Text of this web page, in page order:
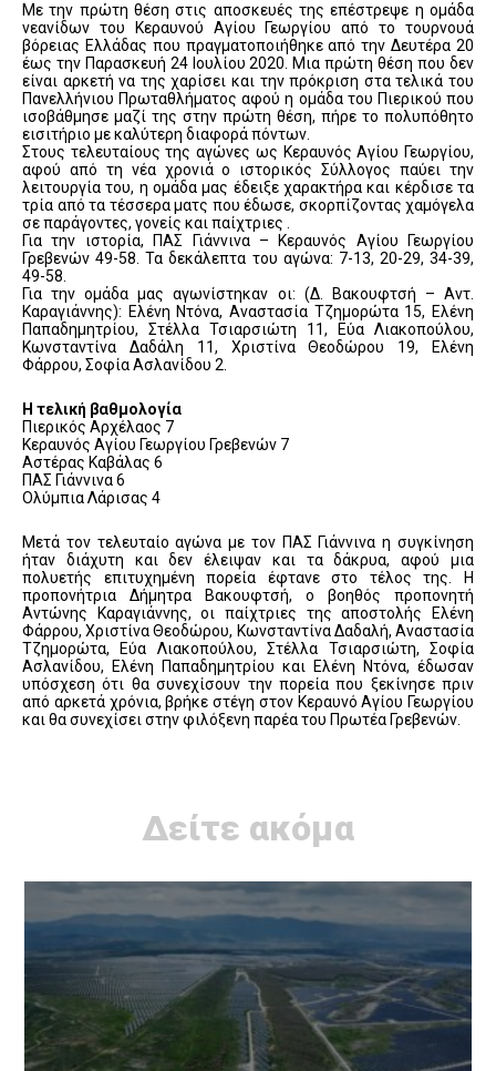
Με την πρώτη θέση στις αποσκευές της επέστρεψε η ομάδα
νεανίδων του Κεραυνού Αγίου Γεωργίου από το τουρνουά
βόρειας Ελλάδας που πραγματοποιήθηκε από την Δευτέρα 20
έως την Παρασκευή 24 Ιουλίου 2020. Μια πρώτη θέση που δεν
είναι αρκετή να της χαρίσει και την πρόκριση στα τελικά του
Πανελλήνιου Πρωταθλήματος αφού η ομάδα του Πιερικού που
ισοβάθμησε μαζί της στην πρώτη θέση, πήρε το πολυπόθητο
εισιτήριο με καλύτερη διαφορά πόντων.
Στους τελευταίους της αγώνες ως Κεραυνός Αγίου Γεωργίου,
αφού από τη νέα χρονιά ο ιστορικός Σύλλογος παύει την
λειτουργία του, η ομάδα μας έδειξε χαρακτήρα και κέρδισε τα
τρία από τα τέσσερα ματς που έδωσε, σκορπίζοντας χαμόγελα
σε παράγοντες, γονείς και παίχτριες .
Για την ιστορία, ΠΑΣ Γιάννινα – Κεραυνός Αγίου Γεωργίου
Γρεβενών 49-58. Τα δεκάλεπτα του αγώνα: 7-13, 20-29, 34-39,
49-58.
Για την ομάδα μας αγωνίστηκαν οι: (Δ. Βακουφτσή – Αντ.
Καραγιάννης): Ελένη Ντόνα, Αναστασία Τζημορώτα 15, Ελένη
Παπαδημητρίου, Στέλλα Τσιαρσιώτη 11, Εύα Λιακοπούλου,
Κωνσταντίνα Δαδάλη 11, Χριστίνα Θεοδώρου 19, Ελένη
Φάρρου, Σοφία Ασλανίδου 2.
Η τελική βαθμολογία
Πιερικός Αρχέλαος 7
Κεραυνός Αγίου Γεωργίου Γρεβενών 7
Αστέρας Καβάλας 6
ΠΑΣ Γιάννινα 6
Ολύμπια Λάρισας 4
Μετά τον τελευταίο αγώνα με τον ΠΑΣ Γιάννινα η συγκίνηση
ήταν διάχυτη και δεν έλειψαν και τα δάκρυα, αφού μια
πολυετής επιτυχημένη πορεία έφτανε στο τέλος της. Η
προπονήτρια Δήμητρα Βακουφτσή, ο βοηθός προπονητή
Αντώνης Καραγιάννης, οι παίχτριες της αποστολής Ελένη
Φάρρου, Χριστίνα Θεοδώρου, Κωνσταντίνα Δαδαλή, Αναστασία
Τζημορώτα, Εύα Λιακοπούλου, Στέλλα Τσιαρσιώτη, Σοφία
Ασλανίδου, Ελένη Παπαδημητρίου και Ελένη Ντόνα, έδωσαν
υπόσχεση ότι θα συνεχίσουν την πορεία που ξεκίνησε πριν
από αρκετά χρόνια, βρήκε στέγη στον Κεραυνό Αγίου Γεωργίου
και θα συνεχίσει στην φιλόξενη παρέα του Πρωτέα Γρεβενών.
Δείτε ακόμα